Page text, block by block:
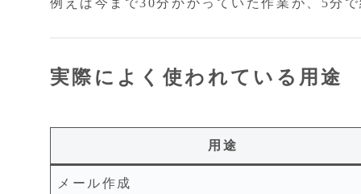
実際によく使われている用途
用途
メール作成